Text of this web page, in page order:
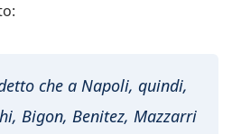
che a Napoli, quindi,
Bigon, Benitez, Mazzarri